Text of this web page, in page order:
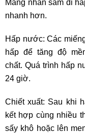
Mang nhân sâm đi
nhanh hơn.
Hấp nước: Các
hấp để tăng độ
chất. Quá trình hấp
24 giờ.
Chiết xuất: Sau khi
kết hợp cùng nhiều
sấy khô hoặc lên